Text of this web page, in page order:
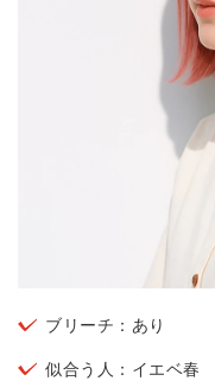
ブリーチ：あり
似合う人：イエベ春